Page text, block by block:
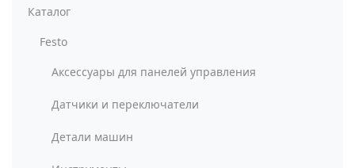
Каталог
Festo
Аксессуары для панелей управления
Датчики и переключатели
Детали машин